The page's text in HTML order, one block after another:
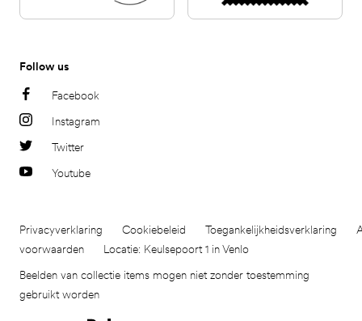
Follow us
Facebook
Instagram
Twitter
Youtube
Privacyverklaring Cookiebeleid Toegankelijkheidsverklaring
voorwaarden
Locatie: Keulsepoort 1 in Venlo
Beelden van collectie items mogen niet zonder toestemming
gebruikt worden